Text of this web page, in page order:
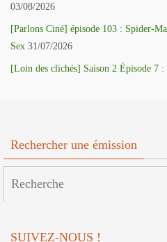
03/08/2026
[Parlons Ciné] épisode 103 : Spider-
Sex 31/07/2026
[Loin des clichés] Saison 2 Épisode 7 :
Rechercher une émission
SUIVEZ-NOUS !